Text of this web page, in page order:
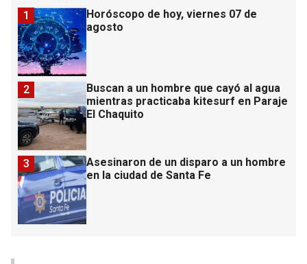
Horóscopo de hoy, viernes 07 de
agosto
1
Buscan a un hombre que cayó al agua
mientras practicaba kitesurf en Paraje
El Chaquito
2
Asesinaron de un disparo a un hombre
en la ciudad de Santa Fe
3